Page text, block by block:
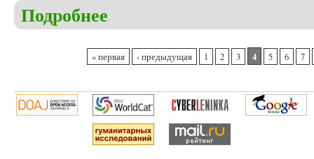
Подробнее
« первая ‹ предыдущая 1 2 3 4 5 6 7